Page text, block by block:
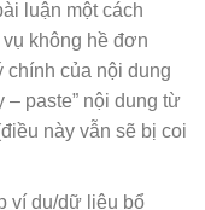
luận một cách
không hề đơn
chính của nội dung
– paste” nội dung từ
này vẫn sẽ bị coi
ví dụ/dữ liệu bổ